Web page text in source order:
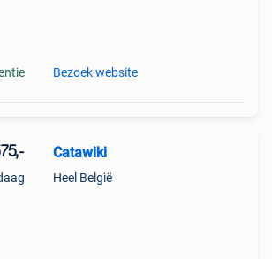
Bezoek website
Catawiki
Heel België